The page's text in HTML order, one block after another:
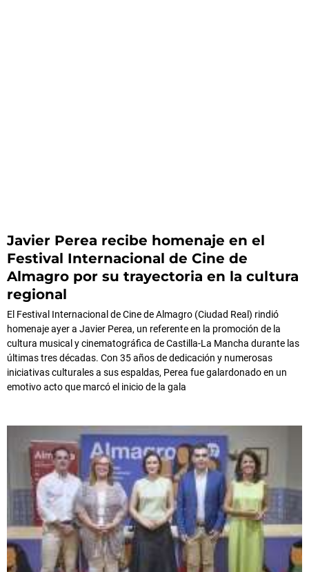
Javier Perea recibe homenaje en el
Festival Internacional de Cine de
Almagro por su trayectoria en la cultura
regional
El Festival Internacional de Cine de Almagro (Ciudad Real) rindió
homenaje ayer a Javier Perea, un referente en la promoción de la
cultura musical y cinematográfica de Castilla-La Mancha durante las
últimas tres décadas. Con 35 años de dedicación y numerosas
iniciativas culturales a sus espaldas, Perea fue galardonado en un
emotivo acto que marcó el inicio de la gala